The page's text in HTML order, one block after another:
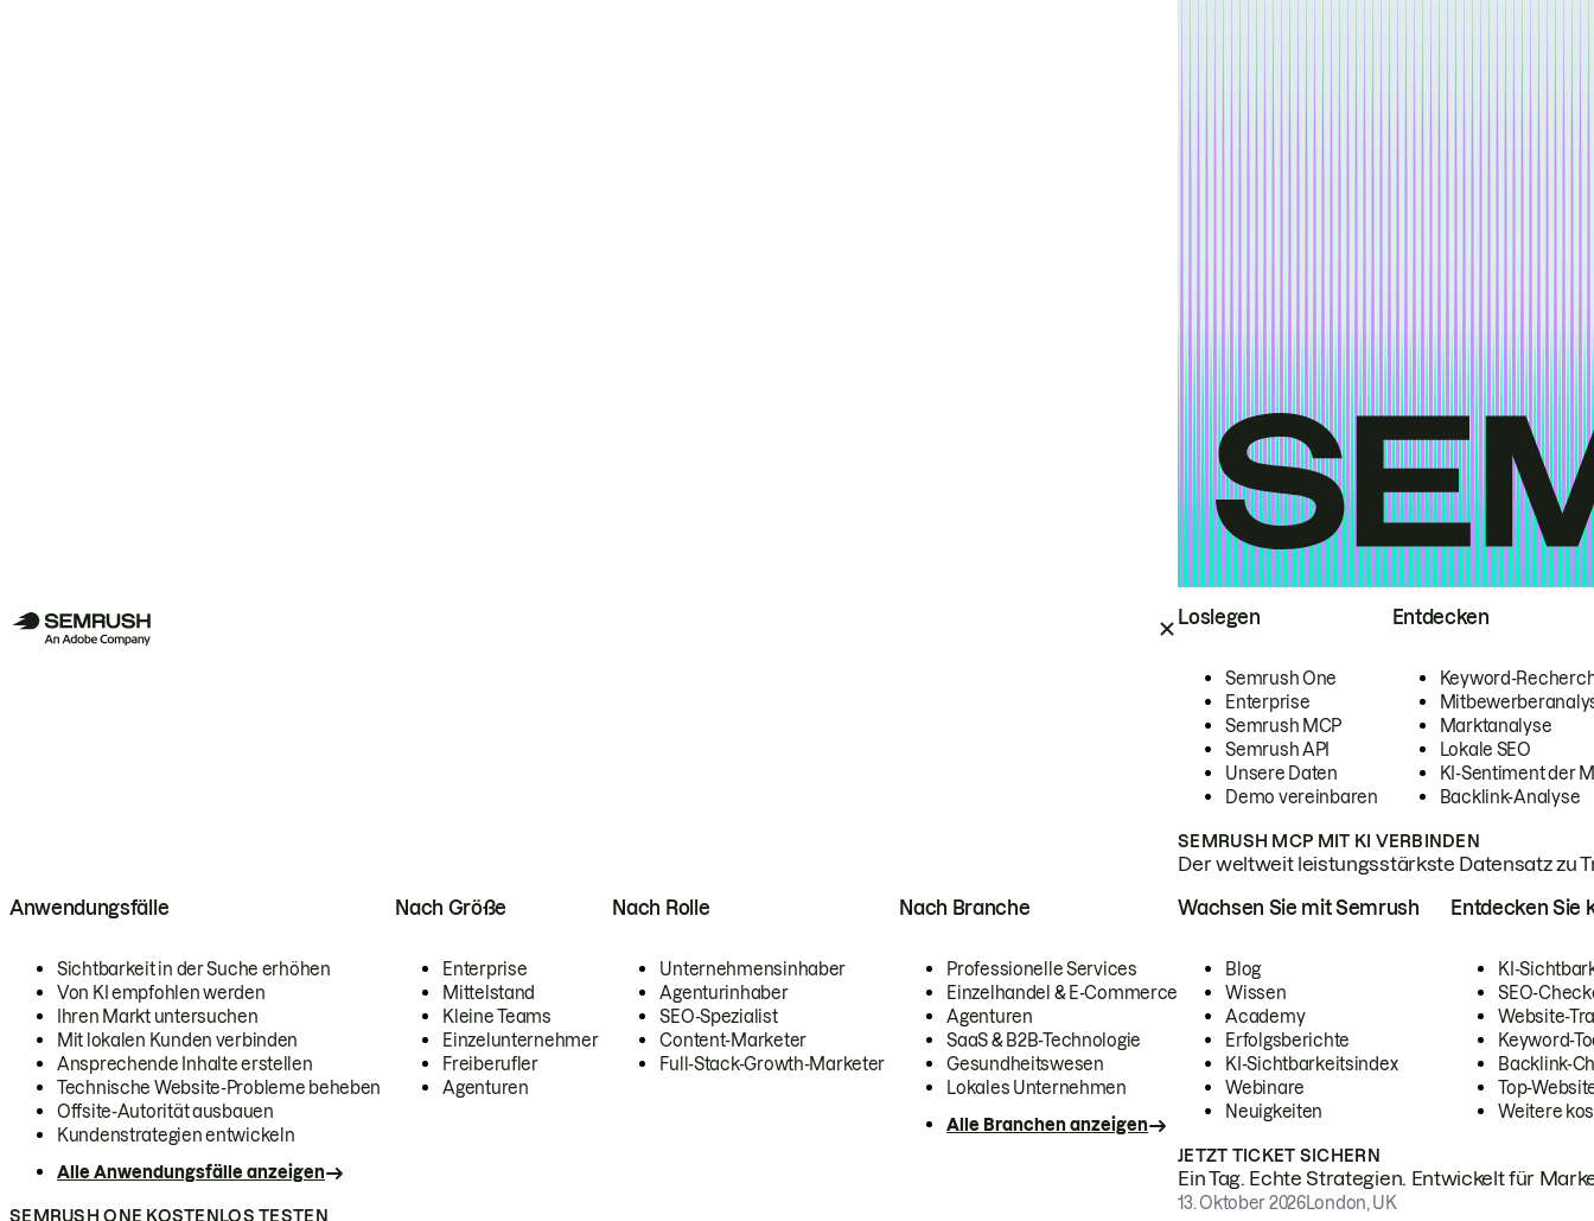
Loslegen
Semrush One
Enterprise
Semrush MCP
Semrush API
Unsere Daten
Demo vereinbaren
Entdecken
Keyword-
Marktanalyse
Lokale SEO
KI-Sentiment der
Backlink-Analyse
SEMRUSH MCP MIT KI VERBINDEN
Der weltweit leistungsstärkste Datensatz zu
Anwendungsfälle
Sichtbarkeit in der Suche erhöhen
Von KI empfohlen werden
Ihren Markt untersuchen
Mit lokalen Kunden verbinden
Ansprechende Inhalte erstellen
Technische Website-Probleme beheben
Offsite-Autorität ausbauen
Kundenstrategien entwickeln
Alle Anwendungsfälle anzeigen
Nach Größe
Enterprise
Mittelstand
Kleine Teams
Einzelunternehmer
Freiberufler
Agenturen
Nach Rolle
Unternehmensinhaber
Agenturinhaber
SEO-Spezialist
Content-Marketer
Full-Stack-Growth-Marketer
Nach Branche
Professionelle Services
Einzelhandel & E-Commerce
Agenturen
SaaS & B2B-Technologie
Gesundheitswesen
Lokales Unternehmen
Alle Branchen anzeigen
SEMRUSH ONE KOSTENLOS TESTEN
Wachsen Sie mit Semrush
Blog
Wissen
Academy
Erfolgsberichte
KI-Sichtbarkeitsindex
Webinare
Neuigkeiten
Entdecken Sie
KI-
SEO-
Website-
Keyword-
Backlink-
Top-
Weitere
JETZT TICKET SICHERN
Ein Tag. Echte Strategien. Entwickelt für
13. Oktober 2026London, UK